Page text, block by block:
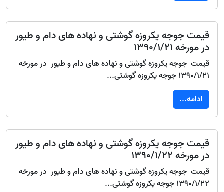
قیمت جوجه یکروزه گوشتی و نهاده های دام و طیور
در مورخه 1390/1/21
قیمت جوجه یکروزه گوشتی و نهاده های دام و طیور در مورخه
1390/1/21 جوجه یکروزه گوشتی...
ادامه...
قیمت جوجه یکروزه گوشتی و نهاده های دام و طیور
در مورخه 1390/1/22
قیمت جوجه یکروزه گوشتی و نهاده های دام و طیور در مورخه
1390/1/22 جوجه یکروزه گوشتی...